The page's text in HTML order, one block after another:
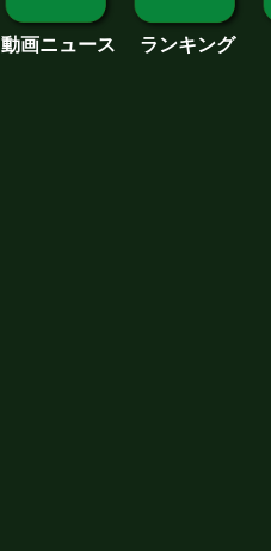
動画ニュース ランキング